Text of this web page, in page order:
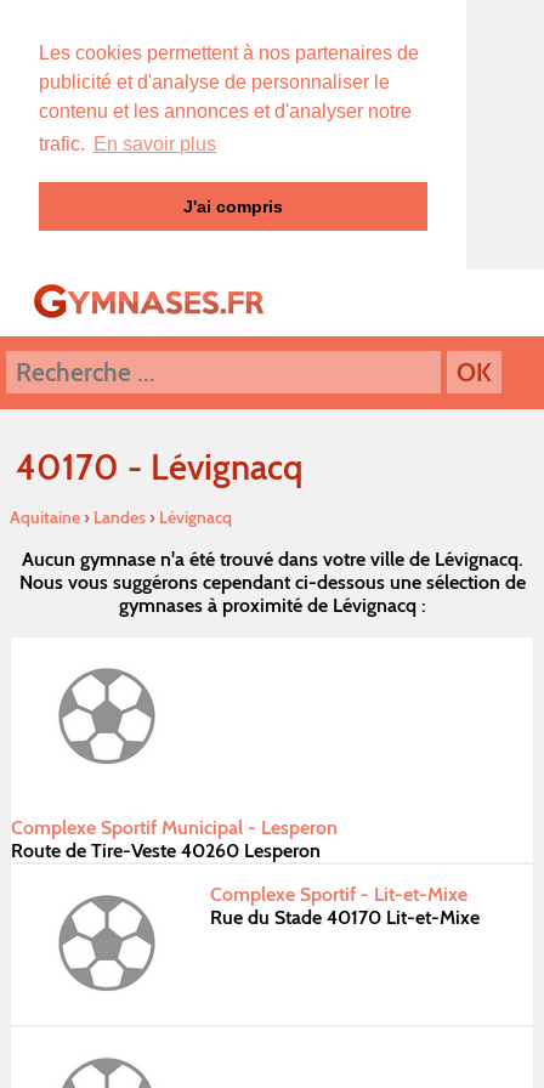
Les cookies permettent à nos partenaires de
publicité et d'analyse de personnaliser le
contenu et les annonces et d'analyser notre
trafic. En savoir plus
J'ai compris
40170 - Lévignacq
Aquitaine› Landes› Lévignacq
Aucun gymnase n'a été trouvé dans votre ville de Lévignacq.
Nous vous suggérons cependant ci-dessous une sélection de
gymnases à proximité de Lévignacq :
Complexe Sportif Municipal - Lesperon
Route de Tire-Veste 40260 Lesperon
Complexe Sportif - Lit-et-Mixe
Rue du Stade 40170 Lit-et-Mixe